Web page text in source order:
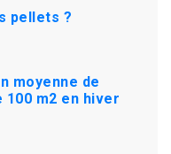
pellets ?
moyenne de
m2 en hiver